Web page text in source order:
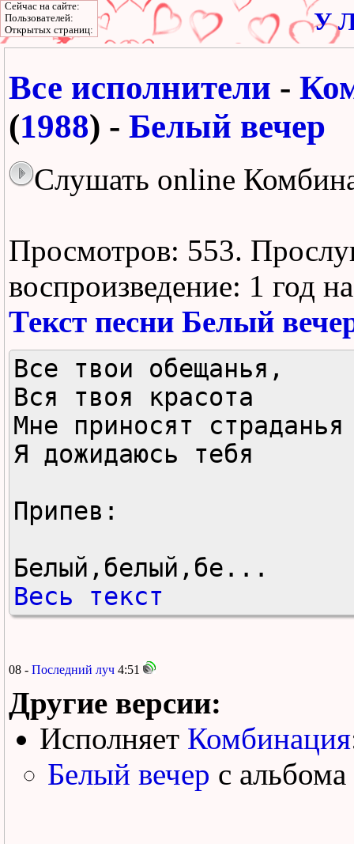
У
Все исполнители -
(1988) - Белый вечер
Слушать online
Просмотров: 553.
воспроизведение: 1 год
Текст песни Белый
Все твои обещанья,
Вся твоя красота
Мне приносят страданья
Я дожидаюсь тебя
Припев:
Белый,белый,бе...
Весь текст
08 - Последний луч 4:51
Другие версии:
Исполняет Комбинация
Белый вечер с альбома
Сейчас на сайте:
Пользователей:
Открытых страниц: